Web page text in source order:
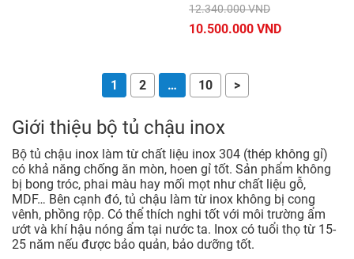
12.340.000 VND
10.500.000 VND
1 2 … 10 >
Giới thiệu bộ tủ chậu inox
Bộ tủ chậu inox làm từ chất liệu inox 304 (thép không gỉ)
có khả năng chống ăn mòn, hoen gỉ tốt. Sản phẩm không
bị bong tróc, phai màu hay mối mọt như chất liệu gỗ,
MDF… Bên cạnh đó, tủ chậu làm từ inox không bị cong
vênh, phồng rộp. Có thể thích nghi tốt với môi trường ẩm
ướt và khí hậu nóng ẩm tại nước ta. Inox có tuổi thọ từ 15-
25 năm nếu được bảo quản, bảo dưỡng tốt.